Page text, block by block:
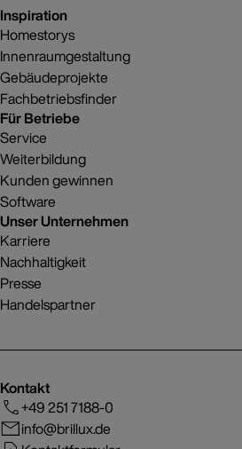
Inspiration
Homestorys
Innenraumgestaltung
Gebäudeprojekte
Fachbetriebsfinder
Für Betriebe
Service
Weiterbildung
Kunden gewinnen
Software
Unser Unternehmen
Karriere
Nachhaltigkeit
Presse
Handelspartner
Kontakt
+49 251 7188-0
info@brillux.de